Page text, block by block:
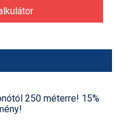
250 méterre! 15%